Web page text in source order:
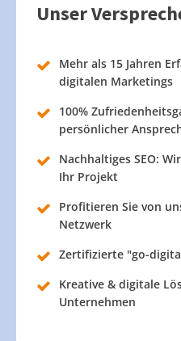
Unser
Mehr als 15 Jahren
digitalen Marketings
100%
persönlicher
Nachhaltiges SEO:
Ihr Projekt
Profitieren Sie von
Netzwerk
Zertifizierte "go-
Kreative & digitale
Unternehmen